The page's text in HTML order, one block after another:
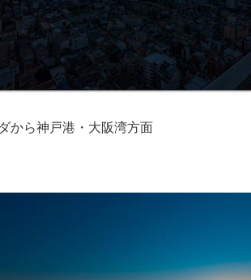
から神戸港・大阪湾方面